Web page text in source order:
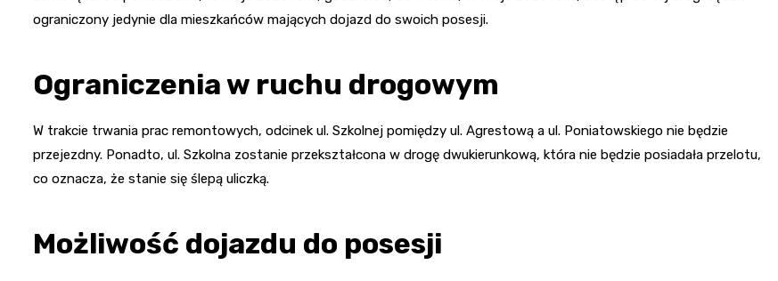
ograniczony jedynie dla mieszkańców mających dojazd do swoich posesji.
Ograniczenia w ruchu drogowym
W trakcie trwania prac remontowych, odcinek ul. Szkolnej pomiędzy ul. Agrestową a ul. Poniatowskiego nie będzie
przejezdny. Ponadto, ul. Szkolna zostanie przekształcona w drogę dwukierunkową, która nie będzie posiadała przelotu,
co oznacza, że stanie się ślepą uliczką.
Możliwość dojazdu do posesji